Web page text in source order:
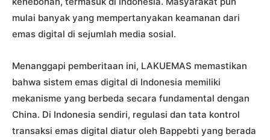
mulai banyak yang mempertanyakan keamanan dari
emas digital di sejumlah media sosial.
Menanggapi pemberitaan ini, LAKUEMAS memastikan
bahwa sistem emas digital di Indonesia memiliki
mekanisme yang berbeda secara fundamental dengan
China. Di Indonesia sendiri, regulasi dan tata kontrol
transaksi emas digital diatur oleh Bappebti yang berada